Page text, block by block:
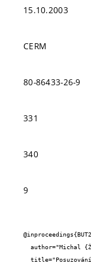
15.10.2003
CERM
80-86433-26-9
331
340
9